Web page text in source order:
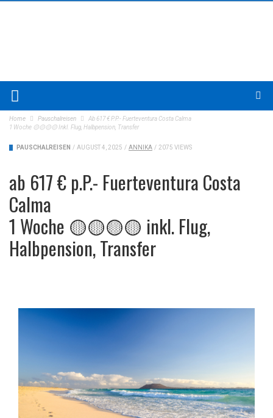
Home Pauschalreisen
Ab 617 € P.P.- Fuerteventura Costa Calma
1 Woche 🟡🟡🟡🟡 Inkl. Flug, Halbpension, Transfer
PAUSCHALREISEN / AUGUST 4, 2025 / ANNIKA / 2075 VIEWS
ab 617 € p.P.- Fuerteventura Costa
Calma
1 Woche 🟡🟡🟡🟡 inkl. Flug,
Halbpension, Transfer